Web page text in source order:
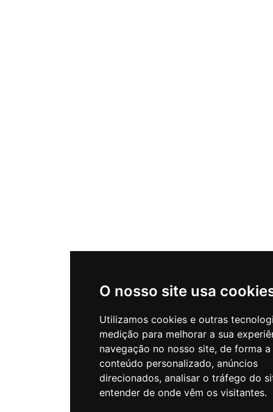
O nosso site usa
Utilizamos cookies e outras
medição para melhorar a sua
navegação no nosso site, de forma
conteúdo personalizado, anúncios
direcionados, analisar o tráfego do
entender de onde vêm os visitantes.